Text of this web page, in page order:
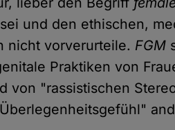
und den ethischen,
nicht vorverurteile. FGM
Praktiken von
von "rassistischen